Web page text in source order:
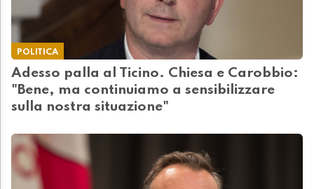
POLITICA
Adesso palla al Ticino. Chiesa e Carobbio:
"Bene, ma continuiamo a sensibilizzare
sulla nostra situazione"